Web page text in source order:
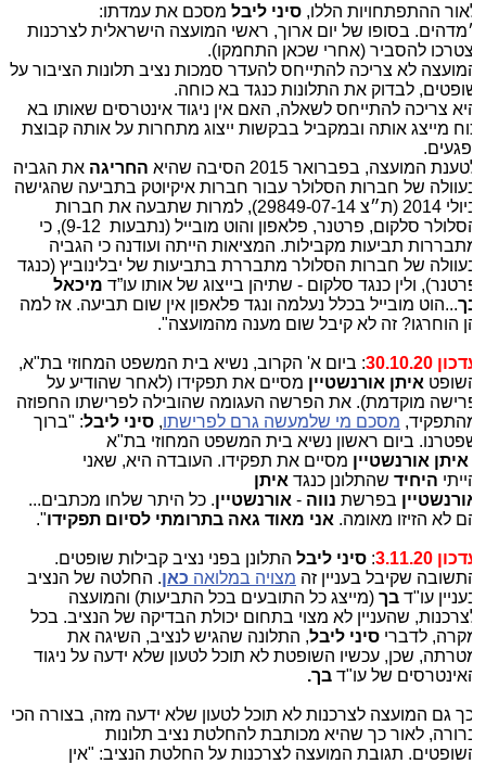
ההתפתחויות הללו,סיני ליבלמסכם את עמדתו:
בסופו של יום ארוך, ראשי המועצה הישראלית לצרכנות
להסביר (אחרי שכאן התחמקו).
לא צריכה להתייחס להעדר סמכות נציב תלונות הציבור על
לבדוק את התלונות כנגד בא כוחה.
צריכה להתייחס לשאלה, האם אין ניגוד אינטרסים שאותו בא
מייצג אותה ובמקביל בבקשות ייצוג מתחרות על אותה קבוצת
המועצה, בפברואר 2015 הסיבה שהיא
החריגהאת הגביה
של חברות הסלולר עבור חברות איקיוטק בתביעה שהגישה
ביולי 2014 (ת״צ 29849-07-14), למרות שתבעה את חברות
הסלולר סלקום, פרטנר, פלאפון והוט מובייל (נתבעות 9-12), כי
תביעות מקבילות. המציאות הייתה ועודנה כי הגביה
של חברות הסלולר מתבררת בתביעות של יבלינוביץ (כנגד
ולין כנגד סלקום - שתיהן בייצוג של אותו עו”דמיכאל
...הוט מובייל בכלל נעלמה ונגד פלאפון אין שום תביעה. אז למה
הוחרגו? זה לא קיבל שום מענה מהמועצה".
30.10.20
: ביום א' הקרוב, נשיא בית המשפט המחוזי בת"א,
איתן אורנשטייןמסיים את תפקידו (לאחר שהודיע על
מוקדמת). את הפרשה העגומה שהובילה לפרישתו החפוזה
מסכם מי שלמעשה גרם לפרישתו,סיני ליבל: "ברוך
ביום ראשון נשיא בית המשפט המחוזי בת"א
איתן אורנשטייןמסיים את תפקידו. העובדה היא, שאני
היחידשהתלונן כנגדאיתן
בפרשתנווה- אורנשטיין. כל היתר שלחו מכתבים...
לא הזיזו מאומה.אני מאוד גאה בתרומתי לסיום תפקידו".
3.11.20
:סיני ליבלהתלונן בפני נציב קבילות שופטים.
שקיבל בעניין זהמצויה במלואהכאן. החלטה של הנציב
עו"דבך(מייצג כל התובעים בכל התביעות) והמועצה
שהעניין לא מצוי בתחום יכולת הבדיקה של הנציב. בכל
לדבריסיני ליבל, התלונה שהגיש לנציב, השיגה את
שכן, עכשיו השופטת לא תוכל לטעון שלא ידעה על ניגוד
של עו"דבך.
גם המועצה לצרכנות לא תוכל לטעון שלא ידעה מזה, בצורה הכי
לאור כך שהיא מכותבת להחלטת נציב תלונות
תגובת המועצה לצרכנות על החלטת הנציב: "אין